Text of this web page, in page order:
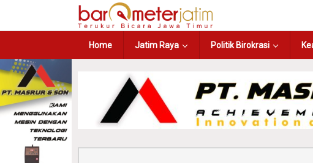
Home Jatim Raya Politik Birokrasi